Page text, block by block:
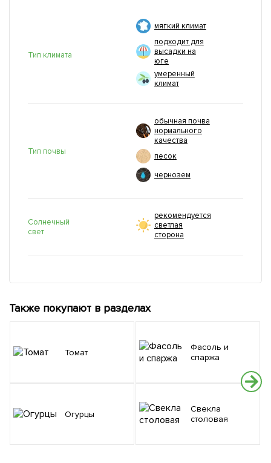
Тип климата
мягкий климат
подходит для
высадки на
юге
умеренный
климат
Тип почвы
обычная почва
нормального
качества
песок
чернозем
Солнечный
свет
рекомендуется
светлая
сторона
Также покупают в разделах
Томат
Огурцы
Фасоль и
спаржа
Свекла
столовая